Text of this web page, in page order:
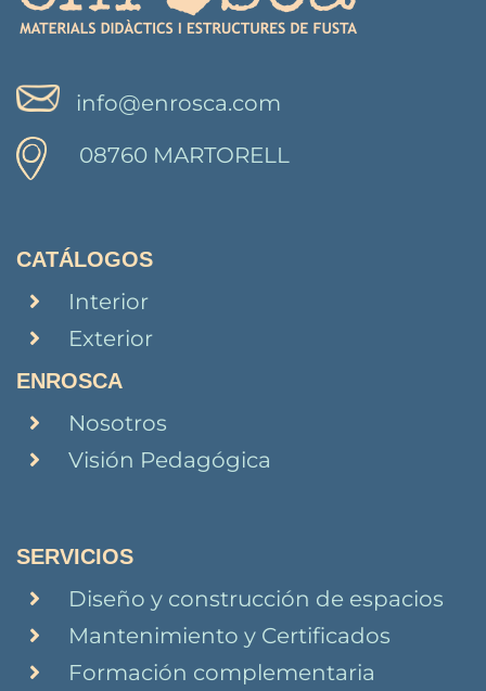
info@enrosca.com
08760 MARTORELL
CATÁLOGOS
Interior
Exterior
ENROSCA
Nosotros
Visión Pedagógica
SERVICIOS
Diseño y construcción de espacios
Mantenimiento y Certificados
Formación complementaria